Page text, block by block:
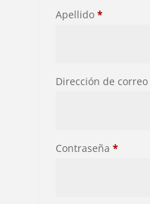
Apellido*
Dirección de
Contraseña*